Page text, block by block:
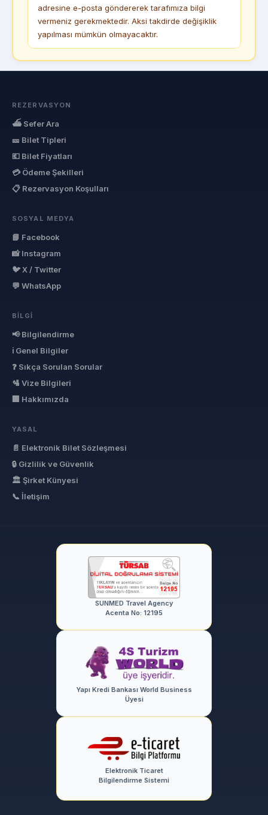
adresine e-posta göndererek tarafımıza bilgi
vermeniz gerekmektedir. Aksi takdirde değişiklik
yapılması mümkün olmayacaktır.
REZERVASYON
⛴ Sefer Ara
🎫 Bilet Tipleri
💶 Bilet Fiyatları
💳 Ödeme Şekilleri
📋 Rezervasyon Koşulları
SOSYAL MEDYA
📘 Facebook
📸 Instagram
🐦 X / Twitter
💬 WhatsApp
BILGI
📢 Bilgilendirme
ℹ Genel Bilgiler
❓ Sıkça Sorulan Sorular
🛂 Vize Bilgileri
🏢 Hakkımızda
YASAL
📄 Elektronik Bilet Sözleşmesi
🔒 Gizlilik ve Güvenlik
🏛 Şirket Künyesi
📞 İletişim
SUNMED Travel Agency
Acenta No: 12195
Yapı Kredi Bankası World Business
Üyesi
Elektronik Ticaret
Bilgilendirme Sistemi